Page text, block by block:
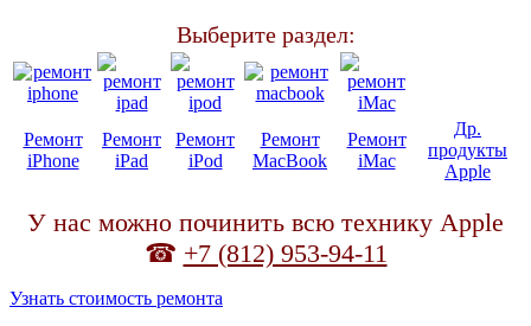
Выберите раздел:
Ремонт
iPhone
Ремонт
iPad
Ремонт
iPod
Ремонт
MacBook
Ремонт
iMac
Др.
продукты
Apple
У нас можно починить всю технику Apple
☎ +7 (812) 953-94-11
Узнать стоимость ремонта